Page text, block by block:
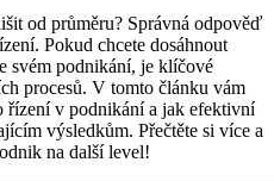
od průměru? Správná odpověď
Pokud chcete dosáhnout
svém podnikání, je klíčové
procesů. V tomto článku vám
řízení v podnikání a jak efektivní
výsledkům. Přečtěte si více a
na další level!